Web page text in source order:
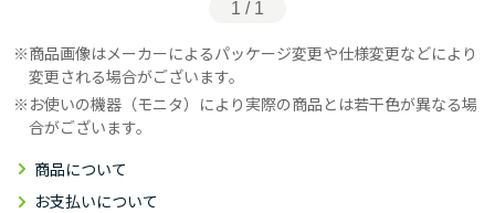
1 / 1
商品画像はメーカーによるパッケージ変更や仕様変更などにより
変更される場合がございます。
お使いの機器（モニタ）により実際の商品とは若干色が異なる場
合がございます。
商品について
お支払いについて